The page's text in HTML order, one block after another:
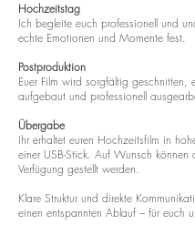
Hochzeitstag
Ich begleite euch professionell und
echte Emotionen und Momente fest.
Postproduktion
Euer Film wird sorgfältig geschnitten,
aufgebaut und professionell
Übergabe
Ihr erhaltet euren Hochzeitsfilm in
einer USB-Stick. Auf Wunsch können
Verfügung gestellt werden.
Klare Struktur und direkte
einen entspannten Ablauf – für euch